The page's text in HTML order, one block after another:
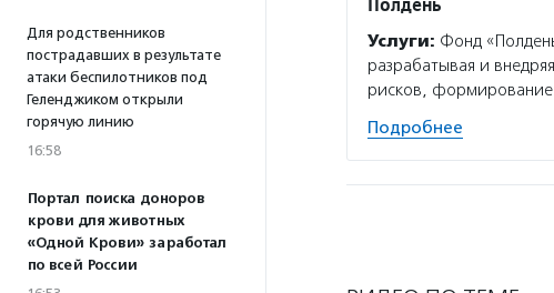
Для родственников
пострадавших в результате
атаки беспилотников под
Геленджиком открыли
горячую линию
16:58
Портал поиска доноров
крови для животных
«Одной Крови» заработал
по всей России
Услуги: Фонд
разрабатывая и
рисков,
Подробнее